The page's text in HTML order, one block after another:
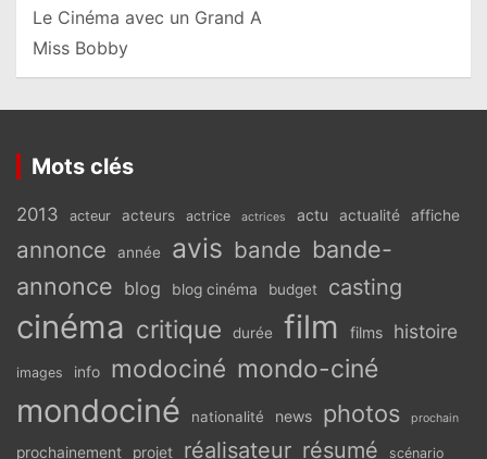
Le Cinéma avec un Grand A
Miss Bobby
Mots clés
2013 acteur acteurs actrice actrices actu actualité affiche
annonce année avis bande bande-
annonce blog blog cinéma budget casting
cinéma critique durée film films histoire
images info modociné mondo-ciné
mondociné nationalité news photos prochain
prochainement projet réalisateur résumé scénario